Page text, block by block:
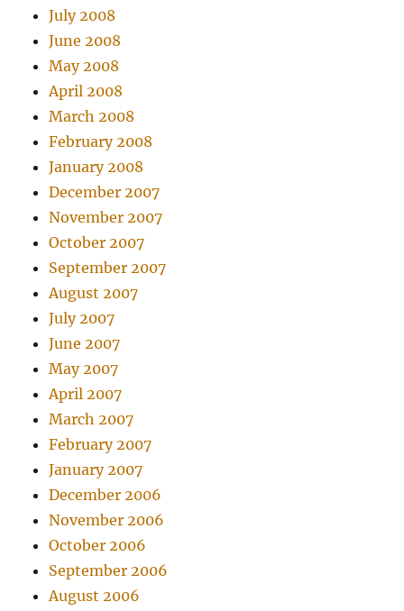
July 2008
June 2008
May 2008
April 2008
March 2008
February 2008
January 2008
December 2007
November 2007
October 2007
September 2007
August 2007
July 2007
June 2007
May 2007
April 2007
March 2007
February 2007
January 2007
December 2006
November 2006
October 2006
September 2006
August 2006